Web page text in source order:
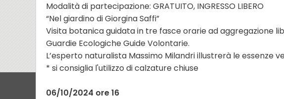
Modalità di partecipazione: GRATUITO, INGRESSO LIBERO
“Nel giardino di Giorgina Saffi”
Visita botanica guidata in tre fasce orarie ad aggregazione
Guardie Ecologiche Guide Volontarie.
L’esperto naturalista Massimo Milandri illustrerà le essenze
* si consiglia l'utilizzo di calzature chiuse
06/10/2024 ore 16